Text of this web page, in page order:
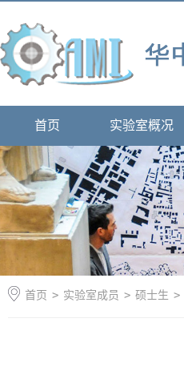
首页 实验室概况
首页 > 实验室成员 > 硕士生 >